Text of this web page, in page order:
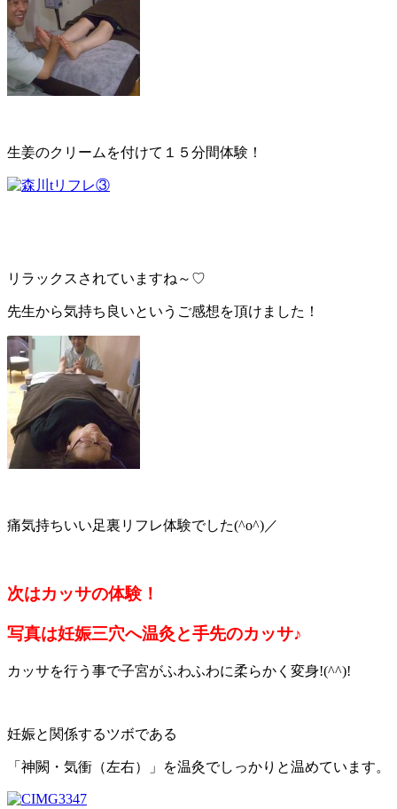
生姜のクリームを付けて１５分間体験！
リラックスされていますね～♡
先生から気持ち良いというご感想を頂けました！
痛気持ちいい足裏リフレ体験でした(^o^)／
次はカッサの体験！
写真は妊娠三穴へ温灸と手先のカッサ♪
カッサを行う事で子宮がふわふわに柔らかく変身!(^^)!
妊娠と関係するツボである
「神闕・気衝（左右）」を温灸でしっかりと温めています。